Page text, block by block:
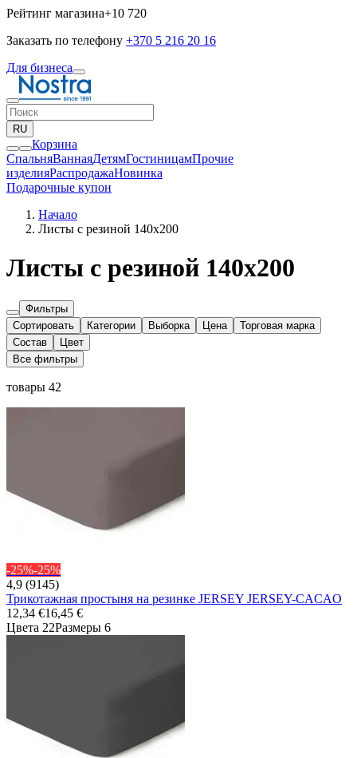
Рейтинг магазина+10 720
Заказать по телефону +370 5 216 20 16
Для бизнеса
RU
Корзина
СпальняВаннаяДетямГостиницамПрочие
изделияPаспродажаНовинка
Подарочные купон
Начало
Листы с резиной 140х200
Листы с резиной 140х200
Фильтры
Сортировать
Категории Выборка Цена
Торговая марка
Состав
Цвет
Все фильтры
товары 42
-25%-25%
4,9 (9145)
Трикотажная простыня на резинке JERSEY JERSEY-CACAO
12,34 €16,45 €
Цвета 22Размеры 6